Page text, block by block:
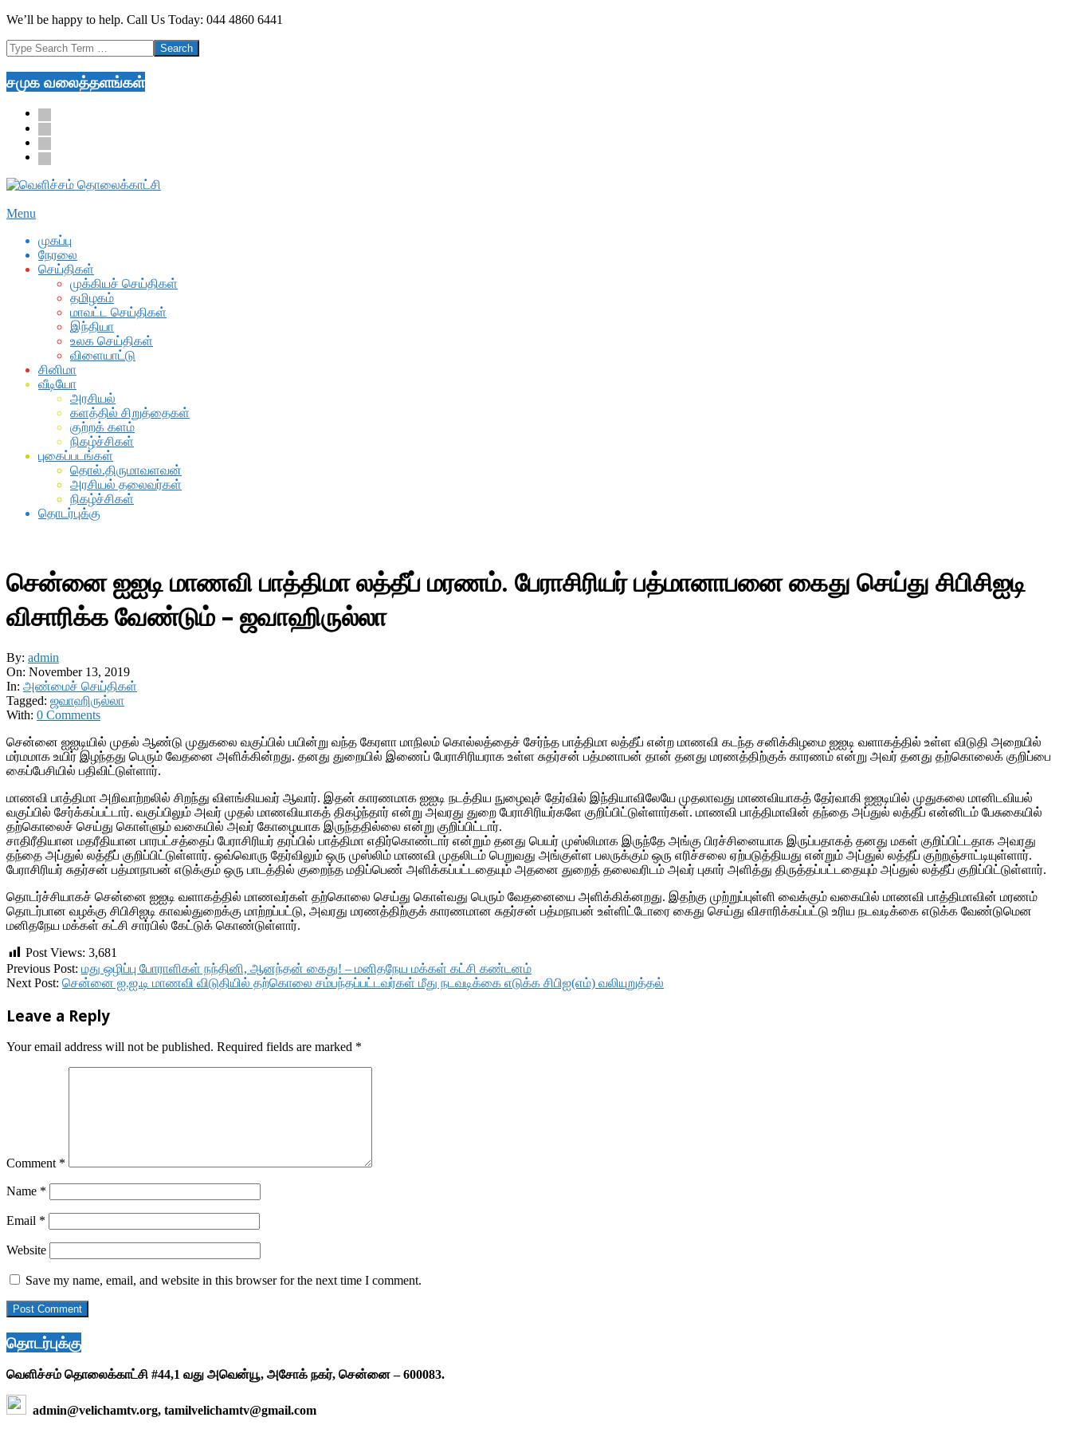
Skip
content
We’ll be happy to help. Call Us Today: 044 4860 6441
Search
சமுக வலைத்தளங்கள்
facebook
twitter
youtube
google
Secondary
Menu
Menu
முகப்பு
நேரலை
செய்திகள்
முக்கியச் செய்திகள்
தமிழகம்
மாவட்ட செய்திகள்
இந்தியா
உலக செய்திகள்
விளையாட்டு
சினிமா
வீடியோ
அரசியல்
களத்தில் சிறுத்தைகள்
குற்றக் களம்
நிகழ்ச்சிகள்
புகைப்படங்கள்
தொல்.திருமாவளவன்
அரசியல் தலைவர்கள்
நிகழ்ச்சிகள்
தொடர்புக்கு
சென்னை ஐஐடி மாணவி பாத்திமா லத்தீப் மரணம். பேராசிரியர் பத்மானாபனை கைது செய்து சிபிசிஐடி
விசாரிக்க வேண்டும் – ஜவாஹிருல்லா
By: admin
On: November 13, 2019
In: அண்மைச் செய்திகள்
Tagged: ஜவாஹிருல்லா
With: 0 Comments
சென்னை ஐஐடியில் முதல் ஆண்டு முதுகலை வகுப்பில் பயின்று வந்த கேரளா மாநிலம் கொல்லத்தைச் சேர்ந்த பாத்திமா லத்தீப் என்ற மாணவி கடந்த சனிக்கிழமை ஐஐடி வளாகத்தில் உள்ள விடுதி அறையில்
மர்மமாக உயிர் இழந்தது பெரும் வேதனை அளிக்கின்றது. தனது துறையில் இணைப் பேராசிரியராக உள்ள சுதர்சன் பத்மனாபன் தான் தனது மரணத்திற்குக் காரணம் என்று அவர் தனது தற்கொலைக் குறிப்பை
கைப்பேசியில் பதிவிட்டுள்ளார்.
மாணவி பாத்திமா அறிவாற்றலில் சிறந்து விளங்கியவர் ஆவார். இதன் காரணமாக ஐஐடி நடத்திய நுழைவுச் தேர்வில் இந்தியாவிலேயே முதலாவது மாணவியாகத் தேர்வாகி ஐஐடியில் முதுகலை மானிடவியல்
வகுப்பில் சேர்க்கப்பட்டார். வகுப்பிலும் அவர் முதல் மாணவியாகத் திகழ்ந்தார் என்று அவரது துறை பேராசிரியர்களே குறிப்பிட்டுள்ளார்கள். மாணவி பாத்திமாவின் தந்தை அப்துல் லத்தீப் என்னிடம் பேசுகையில்
தற்கொலைச் செய்து கொள்ளும் வகையில் அவர் கோழையாக இருந்ததில்லை என்று குறிப்பிட்டார்.
சாதிரீதியான மதரீதியான பாரபட்சத்தைப் பேராசிரியர் தரப்பில் பாத்திமா எதிர்கொண்டார் என்றும் தனது பெயர் முஸ்லிமாக இருந்தே அங்கு பிரச்சினையாக இருப்பதாகத் தனது மகள் குறிப்பிட்டதாக அவரது
தந்தை அப்துல் லத்தீப் குறிப்பிட்டுள்ளார். ஒவ்வொரு தேர்விலும் ஒரு முஸ்லிம் மாணவி முதலிடம் பெறுவது அங்குள்ள பலருக்கும் ஒரு எரிச்சலை ஏற்படுத்தியது என்றும் அப்துல் லத்தீப் குற்றஞ்சாட்டியுள்ளார்.
பேராசிரியர் சுதர்சன் பத்மாநாபன் எடுக்கும் ஒரு பாடத்தில் குறைந்த மதிப்பெண் அளிக்கப்பட்டதையும் அதனை துறைத் தலைவரிடம் அவர் புகார் அளித்து திருத்தப்பட்டதையும் அப்துல் லத்தீப் குறிப்பிட்டுள்ளார்.
தொடர்ச்சியாகச் சென்னை ஐஐடி வளாகத்தில் மாணவர்கள் தற்கொலை செய்து கொள்வது பெரும் வேதனையை அளிக்கிக்னறது. இதற்கு முற்றுப்புள்ளி வைக்கும் வகையில் மாணவி பாத்திமாவின் மரணம்
தொடர்பான வழக்கு சிபிசிஐடி காவல்துறைக்கு மாற்றப்பட்டு, அவரது மரணத்திற்குக் காரணமான சுதர்சன் பத்மநாபன் உள்ளிட்டோரை கைது செய்து விசாரிக்கப்பட்டு உரிய நடவடிக்கை எடுக்க வேண்டுமென
மனிதநேய மக்கள் கட்சி சார்பில் கேட்டுக் கொண்டுள்ளார்.
Post Views: 3,681
2019-
11-
Previous Post: மது ஒழிப்பு போராளிகள் நந்தினி, ஆனந்தன் கைது! – மனிதநேய மக்கள் கட்சி கண்டனம்
Next Post: சென்னை ஐ.ஐ.டி மாணவி விடுதியில் தற்கொலை சம்பந்தப்பட்டவர்கள் மீது நடவடிக்கை எடுக்க சிபிஐ(எம்) வலியுறுத்தல்
Leave a Reply
Your email address will not be published. Required fields are marked *
Comment *
Name *
Email *
Website
Save my name, email, and website in this browser for the next time I comment.
தொடர்புக்கு
வெளிச்சம் தொலைக்காட்சி #44,1 வது அவென்யூ, அசோக் நகர், சென்னை – 600083.
admin@velichamtv.org, tamilvelichamtv@gmail.com